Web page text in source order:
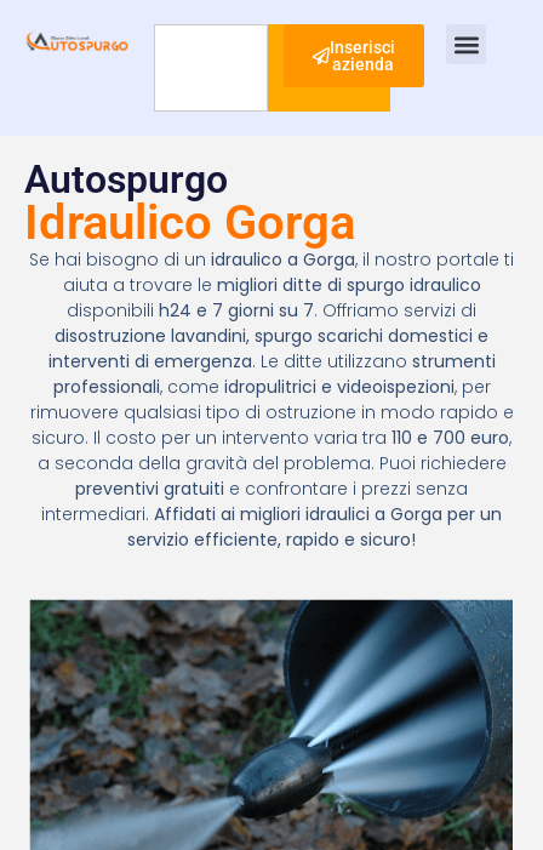
Cerca
Inserisci
azienda
Autospurgo
Idraulico Gorga
Se hai bisogno di un idraulico a Gorga, il nostro portale ti
aiuta a trovare le migliori ditte di spurgo idraulico
disponibili h24 e 7 giorni su 7. Offriamo servizi di
disostruzione lavandini, spurgo scarichi domestici e
interventi di emergenza. Le ditte utilizzano strumenti
professionali, come idropulitrici e videoispezioni, per
rimuovere qualsiasi tipo di ostruzione in modo rapido e
sicuro. Il costo per un intervento varia tra 110 e 700 euro,
a seconda della gravità del problema. Puoi richiedere
preventivi gratuiti e confrontare i prezzi senza
intermediari. Affidati ai migliori idraulici a Gorga per un
servizio efficiente, rapido e sicuro!